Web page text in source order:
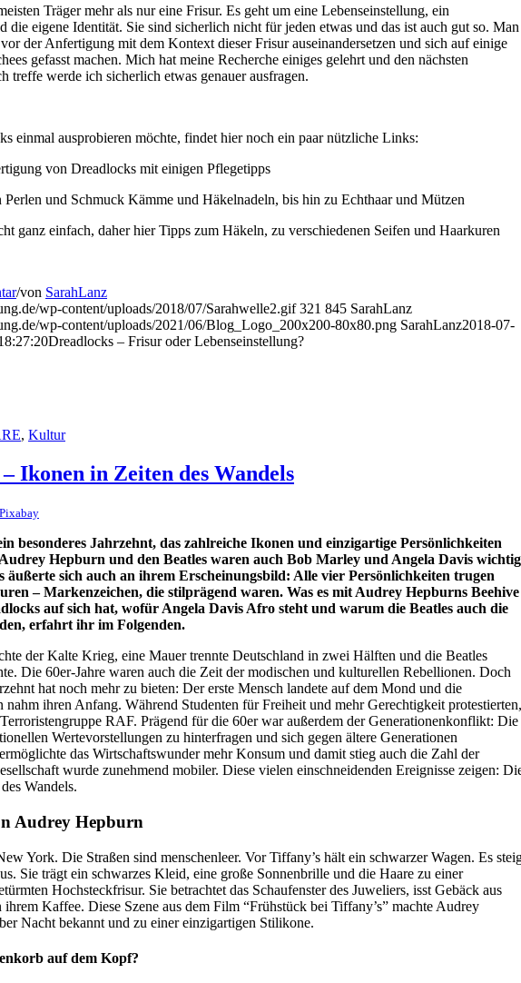
Träger mehr als nur eine Frisur. Es geht um eine Lebenseinstellung, ein
die eigene Identität. Sie sind sicherlich nicht für jeden etwas und das ist auch gut so. Man
der Anfertigung mit dem Kontext dieser Frisur auseinandersetzen und sich auf einige
gefasst machen. Mich hat meine Recherche einiges gelehrt und den nächsten
treffe werde ich sicherlich etwas genauer ausfragen.
einmal ausprobieren möchte, findet hier noch ein paar nützliche Links:
von Dreadlocks mit einigen Pflegetipps
Perlen und Schmuck Kämme und Häkelnadeln, bis hin zu Echthaar und Mützen
ganz einfach, daher hier Tipps zum Häkeln, zu verschiedenen Seifen und Haarkuren
/von SarahLanz
wp-content/uploads/2018/07/Sarahwelle2.gif 321 845 SarahLanz
wp-content/uploads/2021/06/Blog_Logo_200x200-80x80.png SarahLanz2018-07-
Dreadlocks – Frisur oder Lebenseinstellung?
, Kultur
Ikonen in Zeiten des Wandels
Pixabay
besonderes Jahrzehnt, das zahlreiche Ikonen und einzigartige Persönlichkeiten
Hepburn und den Beatles waren auch Bob Marley und Angela Davis
äußerte sich auch an ihrem Erscheinungsbild: Alle vier Persönlichkeiten trugen
– Markenzeichen, die stilprägend waren. Was es mit Audrey Hepburns Beehive
auf sich hat, wofür Angela Davis Afro steht und warum die Beatles auch die
erfahrt ihr im Folgenden.
der Kalte Krieg, eine Mauer trennte Deutschland in zwei Hälften und die Beatles
Die 60er-Jahre waren auch die Zeit der modischen und kulturellen Rebellionen. Doch
hat noch mehr zu bieten: Der erste Mensch landete auf dem Mond und die
nahm ihren Anfang. Während Studenten für Freiheit und mehr Gerechtigkeit protestierten,
RAF. Prägend für die 60er war außerdem der Generationenkonflikt: Die
Wertevorstellungen zu hinterfragen und sich gegen ältere Generationen
das Wirtschaftswunder mehr Konsum und damit stieg auch die Zahl der
wurde zunehmend mobiler. Diese vielen einschneidenden Ereignisse zeigen:
Wandels.
Audrey Hepburn
York. Die Straßen sind menschenleer. Vor Tiffany’s hält ein schwarzer Wagen. Es
Sie trägt ein schwarzes Kleid, eine große Sonnenbrille und die Haare zu einer
Hochsteckfrisur. Sie betrachtet das Schaufenster des Juweliers, isst Gebäck aus
Kaffee. Diese Szene aus dem Film “Frühstück bei Tiffany’s” machte Audrey
Nacht bekannt und zu einer einzigartigen Stilikone.
auf dem Kopf?